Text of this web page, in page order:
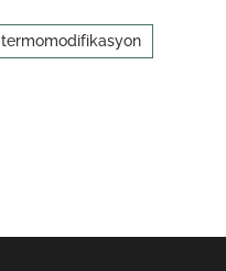
termomodifikasyon